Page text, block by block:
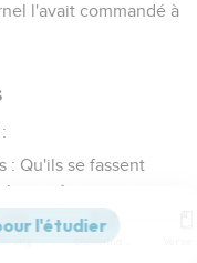
l'avait commandé à
: Qu'ils se fassent
vêtements, et
[de leurs vêtements]
Strong